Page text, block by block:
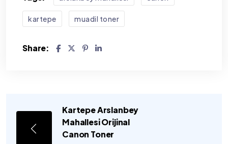
kartepe muadil toner
Share:
Kartepe Arslanbey
Mahallesi Orijinal
Canon Toner